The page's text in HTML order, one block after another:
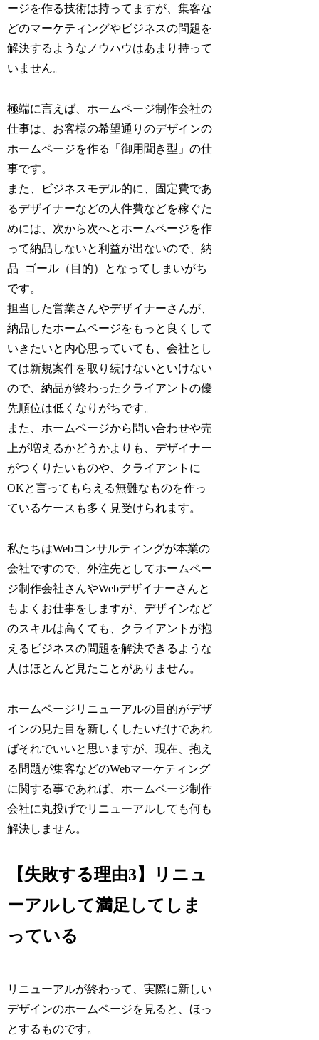
ージを作る技術は持ってますが、集客な
どのマーケティングやビジネスの問題を
解決するようなノウハウはあまり持って
いません。
極端に言えば、ホームページ制作会社の
仕事は、お客様の希望通りのデザインの
ホームページを作る「御用聞き型」の仕
事です。
また、ビジネスモデル的に、固定費であ
るデザイナーなどの人件費などを稼ぐた
めには、次から次へとホームページを作
って納品しないと利益が出ないので、納
品=ゴール（目的）となってしまいがち
です。
担当した営業さんやデザイナーさんが、
納品したホームページをもっと良くして
いきたいと内心思っていても、会社とし
ては新規案件を取り続けないといけない
ので、納品が終わったクライアントの優
先順位は低くなりがちです。
また、ホームページから問い合わせや売
上が増えるかどうかよりも、デザイナー
がつくりたいものや、クライアントに
OKと言ってもらえる無難なものを作っ
ているケースも多く見受けられます。
私たちはWebコンサルティングが本業の
会社ですので、外注先としてホームペー
ジ制作会社さんやWebデザイナーさんと
もよくお仕事をしますが、デザインなど
のスキルは高くても、クライアントが抱
えるビジネスの問題を解決できるような
人はほとんど見たことがありません。
ホームページリニューアルの目的がデザ
インの見た目を新しくしたいだけであれ
ばそれでいいと思いますが、現在、抱え
る問題が集客などのWebマーケティング
に関する事であれば、ホームページ制作
会社に丸投げでリニューアルしても何も
解決しません。
【失敗する理由3】リニュ
ーアルして満足してしま
っている
リニューアルが終わって、実際に新しい
デザインのホームページを見ると、ほっ
とするものです。